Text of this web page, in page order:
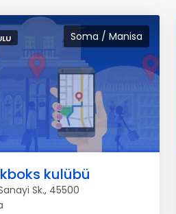
Soma / Manisa
kulübü
Sk., 45500